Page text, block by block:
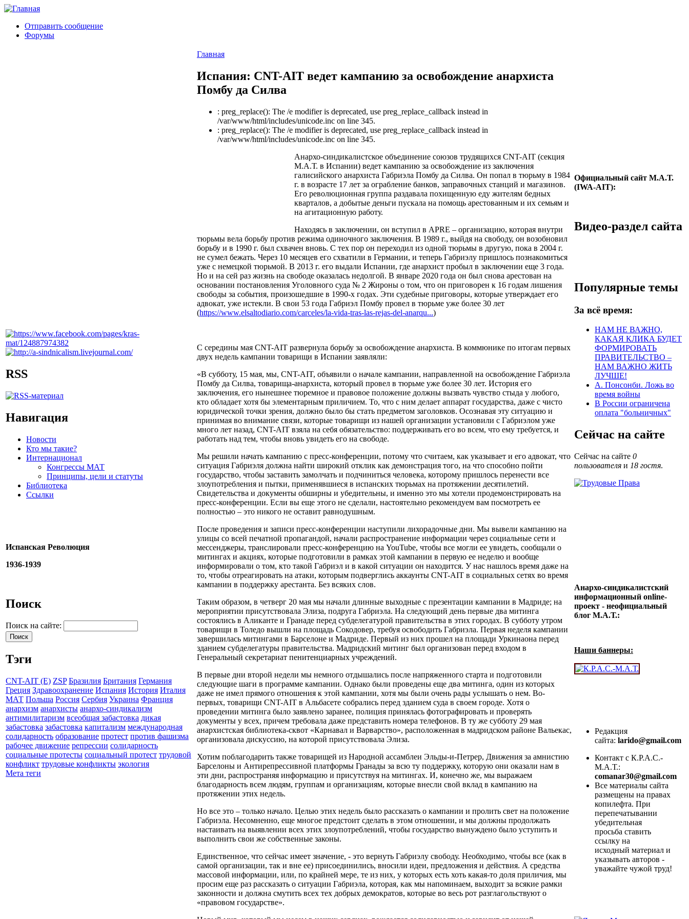
Отправить сообщение
Форумы
RSS
Навигация
Новости
Кто мы такие?
Интернационал
Конгрессы МАТ
Принципы, цели и статуты
Библиотека
Ссылки
Испанская Революция
1936-1939
Поиск
Поиск на сайте:
Тэги
CNT-AIT (E) ZSP Бразилия Британия Германия
Греция Здравоохранение Испания История Италия
МАТ Польша Россия Сербия Украина Франция
анархизм анархисты анархо-синдикализм
антимилитаризм всеобщая забастовка дикая
забастовка забастовка капитализм международная
солидарность образование протест против фашизма
рабочее движение репрессии солидарность
социальные протесты социальный протест трудовой
конфликт трудовые конфликты экология
Мета теги
Главная
Испания: CNT-AIT ведет кампанию за освобождение анархиста
Помбу да Силва
: preg_replace(): The /e modifier is deprecated, use preg_replace_callback instead in
/var/www/html/includes/unicode.inc on line 345.
: preg_replace(): The /e modifier is deprecated, use preg_replace_callback instead in
/var/www/html/includes/unicode.inc on line 345.
Анархо-синдикалистское объединение союзов трудящихся CNT-AIT (секция
М.А.Т. в Испании) ведет кампанию за освобождение из заключения
галисийского анархиста Габриэла Помбу да Силва. Он попал в тюрьму в 1984
г. в возрасте 17 лет за ограбление банков, заправочных станций и магазинов.
Его революционная группа раздавала похищенную еду жителям бедных
кварталов, а добытые деньги пускала на помощь арестованным и их семьям и
на агитационную работу.
Находясь в заключении, он вступил в APRE – организацию, которая внутри
тюрьмы вела борьбу против режима одиночного заключения. В 1989 г., выйдя на свободу, он возобновил
борьбу и в 1990 г. был схвачен вновь. С тех пор он переходил из одной тюрьмы в другую, пока в 2004 г.
не сумел бежать. Через 10 месяцев его схватили в Германии, и теперь Габриэлу пришлось познакомиться
уже с немецкой тюрьмой. В 2013 г. его выдали Испании, где анархист пробыл в заключении еще 3 года.
Но и на сей раз жизнь на свободе оказалась недолгой. В январе 2020 года он был снова арестован на
основании постановления Уголовного суда № 2 Жироны о том, что он приговорен к 16 годам лишения
свободы за события, произошедшие в 1990-х годах. Эти судебные приговоры, которые утверждает его
адвокат, уже истекли. В свои 53 года Габриэл Помбу провел в тюрьме уже более 30 лет
(https://www.elsaltodiario.com/carceles/la-vida-tras-las-rejas-del-anarqu...)
С середины мая CNT-AIT развернула борьбу за освобождение анархиста. В коммюнике по итогам первых
двух недель кампании товарищи в Испании заявляли:
«В субботу, 15 мая, мы, CNT-AIT, объявили о начале кампании, направленной на освобождение Габриэла
Помбу да Силва, товарища-анархиста, который провел в тюрьме уже более 30 лет. История его
заключения, его нынешнее тюремное и правовое положение должны вызвать чувство стыда у любого,
кто обладает хотя бы элементарным приличием. То, что с ним делает аппарат государства, даже с чисто
юридической точки зрения, должно было бы стать предметом заголовков. Осознавая эту ситуацию и
принимая во внимание связи, которые товарищи из нашей организации установили с Габриэлом уже
много лет назад, CNT-AIT взяла на себя обязательство: поддерживать его во всем, что ему требуется, и
работать над тем, чтобы вновь увидеть его на свободе.
Мы решили начать кампанию с пресс-конференции, потому что считаем, как указывает и его адвокат, что
ситуация Габриэля должна найти широкий отклик как демонстрация того, на что способно пойти
государство, чтобы заставить замолчать и подчиниться человека, которому пришлось перенести все
злоупотребления и пытки, применявшиеся в испанских тюрьмах на протяжении десятилетий.
Свидетельства и документы обширны и убедительны, и именно это мы хотели продемонстрировать на
пресс-конференции. Если вы еще этого не сделали, настоятельно рекомендуем вам посмотреть ее
полностью – это никого не оставит равнодушным.
После проведения и записи пресс-конференции наступили лихорадочные дни. Мы вывели кампанию на
улицы со всей печатной пропагандой, начали распространение информации через социальные сети и
мессенджеры, транслировали пресс-конференцию на YouTube, чтобы все могли ее увидеть, сообщали о
митингах и акциях, которые подготовили в рамках этой кампании в первую ее неделю и вообще
информировали о том, кто такой Габриэл и в какой ситуации он находится. У нас нашлось время даже на
то, чтобы отреагировать на атаки, которым подверглись аккаунты CNT-AIT в социальных сетях во время
кампании в поддержку арестанта. Без всяких слов.
Таким образом, в четверг 20 мая мы начали длинные выходные с презентации кампании в Мадриде; на
мероприятии присутствовала Элиза, подруга Габриэла. На следующий день первые два митинга
состоялись в Аликанте и Гранаде перед субделегатурой правительства в этих городах. В субботу утром
товарищи в Толедо вышли на площадь Сокодовер, требуя освободить Габриэла. Первая неделя кампании
завершилась митингами в Барселоне и Мадриде. Первый из них прошел на площади Уркинаона перед
зданием субделегатуры правительства. Мадридский митинг был организован перед входом в
Генеральный секретариат пенитенциарных учреждений.
В первые дни второй недели мы немного отдышались после напряженного старта и подготовили
следующие шаги в программе кампании. Однако были проведены еще два митинга, один из которых
даже не имел прямого отношения к этой кампании, хотя мы были очень рады услышать о нем. Во-
первых, товарищи CNT-AIT в Альбасете собрались перед зданием суда в своем городе. Хотя о
проведении митинга было заявлено заранее, полиция принялась фотографировать и проверять
документы у всех, причем требовала даже представить номера телефонов. В ту же субботу 29 мая
анархистская библиотека-сквот «Карнавал и Варварство», расположенная в мадридском районе Вальекас,
организовала дискуссию, на которой присутствовала Элиза.
Хотим поблагодарить также товарищей из Народной ассамблеи Эльды-и-Петрер, Движения за амнистию
Барселоны и Антирепрессивной платформы Гранады за всю ту поддержку, которую они оказали нам в
эти дни, распространяя информацию и присутствуя на митингах. И, конечно же, мы выражаем
благодарность всем людям, группам и организациям, которые внесли свой вклад в кампанию на
протяжении этих недель.
Но все это – только начало. Целью этих недель было рассказать о кампании и пролить свет на положение
Габриэла. Несомненно, еще многое предстоит сделать в этом отношении, и мы должны продолжать
настаивать на выявлении всех этих злоупотреблений, чтобы государство вынуждено было уступить и
выполнить свои же собственные законы.
Единственное, что сейчас имеет значение, - это вернуть Габриэлу свободу. Необходимо, чтобы все (как в
самой организации, так и вне ее) присоединились, вносили идеи, предложения и действия. А средства
массовой информации, или, по крайней мере, те из них, у которых есть хоть какая-то доля приличия, мы
просим еще раз рассказать о ситуации Габриэла, которая, как мы напоминаем, выходит за всякие рамки
законности и должна смутить всех тех добрых демократов, которые во весь рот разглагольствуют о
«правовом государстве».
Официальный сайт М.А.Т.
(IWA-AIT):
Видео-раздел сайта
Популярные темы
За всё время:
НАМ НЕ ВАЖНО,
КАКАЯ КЛИКА БУДЕТ
ФОРМИРОВАТЬ
ПРАВИТЕЛЬСТВО –
НАМ ВАЖНО ЖИТЬ
ЛУЧШЕ!
А. Понсонби. Ложь во
время войны
В России ограничена
оплата "больничных"
Сейчас на сайте
Сейчас на сайте 0
пользователя и 18 гостя.
Анархо-синдикалистский
информационный online-
проект - неофициальный
блог М.А.Т.:
Наши баннеры:
Редакция
сайта: larido@gmail.com
Контакт с К.Р.А.С.-
М.А.Т.:
comanar30@gmail.com
Все материалы сайта
размещены на правах
копилефта. При
перепечатывании
убедительная
просьба ставить
ссылку на
исходный материал и
указывать авторов -
уважайте чужой труд!